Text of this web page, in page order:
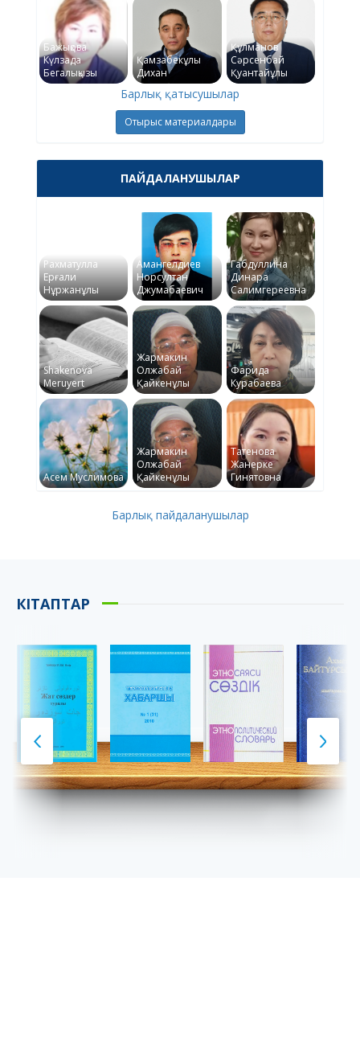
Бажықова
Күлзада
Бегалықызы
Қамзабекұлы
Дихан
Құлманов
Сәрсенбай
Қуантайұлы
Барлық қатысушылар
Отырыс материалдары
ПАЙДАЛАНУШЫЛАР
Рахматулла
Ерғали
Нұржанұлы
Амангелдиев
Норсултан
Джумабаевич
Габдуллина
Динара
Салимгереевна
Shakenova
Meruyert
Жармакин
Олжабай
Қайкенұлы
Фарида
Курабаева
Асем Муслимова
Жармакин
Олжабай
Қайкенұлы
Татенова
Жанерке
Гинятовна
Барлық пайдаланушылар
КІТАПТАР